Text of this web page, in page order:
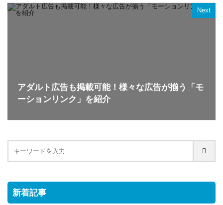
Next
アダルト広告も掲載可能！様々な広告が揃う「モ
ーションリンク」を紹介
新着記事